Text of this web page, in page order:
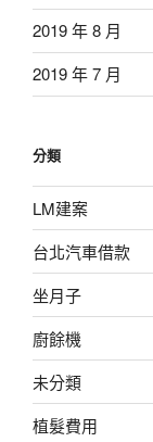
2019 年 8 月
2019 年 7 月
分類
LM建案
台北汽車借款
坐月子
廚餘機
未分類
植髮費用